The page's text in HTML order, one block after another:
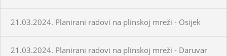
21.03.2024. Planirani radovi na plinskoj mreži - Osijek
21.03.2024. Planirani radovi na plinskoj mreži - Daruvar